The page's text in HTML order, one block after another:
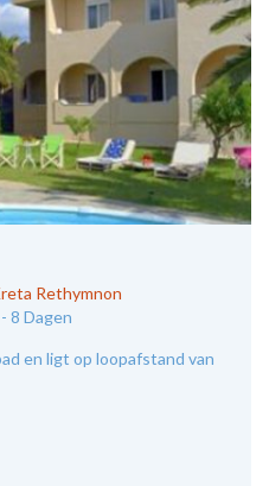
Rethymnon
8 Dagen
en ligt op loopafstand van